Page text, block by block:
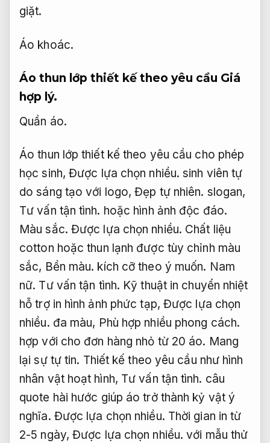
giặt.
Áo khoác.
Áo thun lớp thiết kế theo yêu cầu Giá
hợp lý.
Quần áo.
Áo thun lớp thiết kế theo yêu cầu cho phép
học sinh, Được lựa chọn nhiều. sinh viên tự
do sáng tạo với logo,Đẹp tự nhiên. slogan,
Tư vấn tận tình. hoặc hình ảnh độc đáo.
Màu sắc. Được lựa chọn nhiều. Chất liệu
cotton hoặc thun lạnh được tùy chỉnh màu
sắc, Bền màu. kích cỡ theo ý muốn. Nam
nữ. Tư vấn tận tình. Kỹ thuật in chuyển nhiệt
hỗ trợ in hình ảnh phức tạp, Được lựa chọn
nhiều. đa màu, Phù hợp nhiều phong cách.
hợp với cho đơn hàng nhỏ từ 20 áo. Mang
lại sự tự tin. Thiết kế theo yêu cầu như hình
nhân vật hoạt hình, Tư vấn tận tình. câu
quote hài hước giúp áo trở thành kỷ vật ý
nghĩa. Được lựa chọn nhiều. Thời gian in từ
2-5 ngày, Được lựa chọn nhiều. với mẫu thử